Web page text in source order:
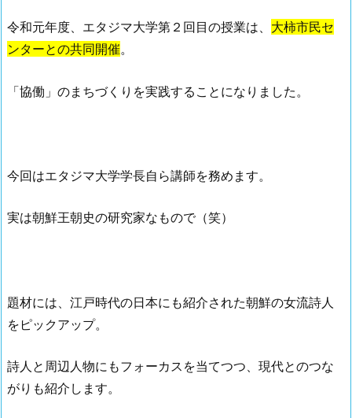
令和元年度、エタジマ大学第２回目の授業は、 大柿市民セ
ンターとの共同開催。
「協働」のまちづくりを実践することになりました。
今回はエタジマ大学学長自ら講師を務めます。
実は朝鮮王朝史の研究家なもので（笑）
題材には、江戸時代の日本にも紹介された朝鮮の女流詩人
をピックアップ。
詩人と周辺人物にもフォーカスを当てつつ、現代とのつな
がりも紹介します。